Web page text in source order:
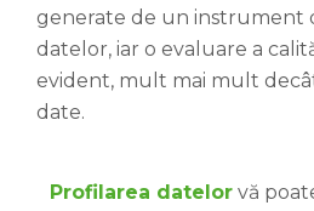
generate de un instrument
datelor, iar o evaluare a
evident, mult mai mult
date.
Profilarea datelor vă